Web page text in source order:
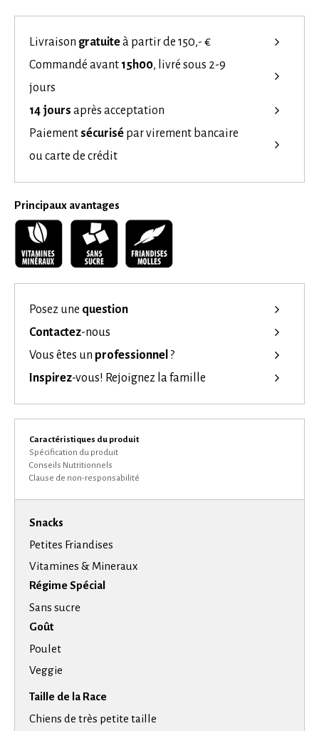
Livraison gratuiteà partir de 150,- €
Commandé avant 15h00, livré sous 2-9
jours
14 jours après acceptation
Paiementsécurisé par virement bancaire
ou carte de crédit
Principaux avantages
Posez une question
Contactez-nous
Vous êtes un professionnel ?
Inspirez-vous! Rejoignez la famille
Caractéristiques du produit
Spécification du produit
Conseils Nutritionnels
Clause de non-responsabilité
Snacks
Petites Friandises
Vitamines & Mineraux
Régime Spécial
Sans sucre
Goût
Poulet
Veggie
Taille de la Race
Chiens de très petite taille